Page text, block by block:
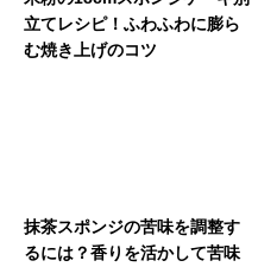
立てレシピ！ふわふわに膨ら
む焼き上げのコツ
抹茶スポンジの苦味を調整す
るには？香りを活かして苦味